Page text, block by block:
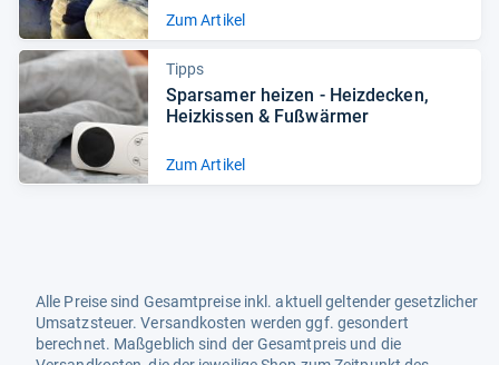
Zum Artikel
Tipps
Spar­sa­mer hei­zen -​ Heiz­de­cken,
Heiz­kis­sen & Fuß­wär­mer
Zum Artikel
Alle Preise sind Gesamtpreise inkl. aktuell geltender gesetzlicher
Umsatzsteuer. Versandkosten werden ggf. gesondert
berechnet. Maßgeblich sind der Gesamtpreis und die